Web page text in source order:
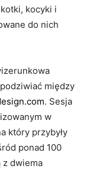
kocyki i
do nich
między
. Sesja
w
który przybyły
ponad 100
z dwiema